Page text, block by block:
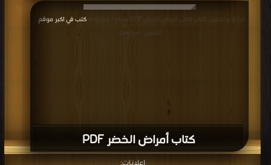
كتاب أمراض الخضر PDF
قراءة و تحميل كتاب كتاب أمراض الخضر PDF مجانا | مكتبة > كتب في اكبر موقع
التحميل : مرة/مرات